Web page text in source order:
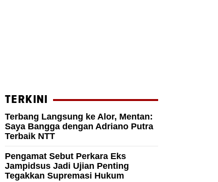
TERKINI
Terbang Langsung ke Alor, Mentan:
Saya Bangga dengan Adriano Putra
Terbaik NTT
Pengamat Sebut Perkara Eks
Jampidsus Jadi Ujian Penting
Tegakkan Supremasi Hukum